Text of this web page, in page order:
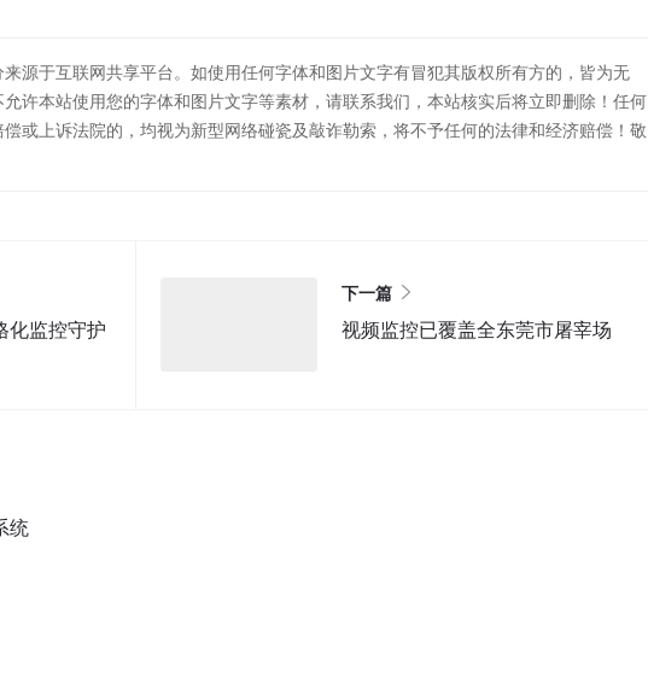
源于互联网共享平台。如使用任何字体和图片文字有冒犯其版权所有方的，皆为无
许本站使用您的字体和图片文字等素材，请联系我们，本站核实后将立即删除！任何
或上诉法院的，均视为新型网络碰瓷及敲诈勒索，将不予任何的法律和经济赔偿！敬
化监控守护
下一篇
视频监控已覆盖全东莞市屠宰场
统